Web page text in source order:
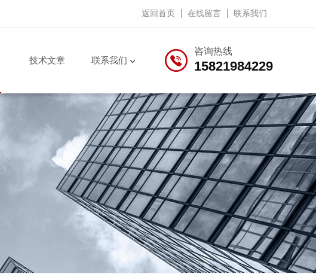
返回首页 在线留言 联系我们
咨询热线
15821984229
技术文章 联系我们